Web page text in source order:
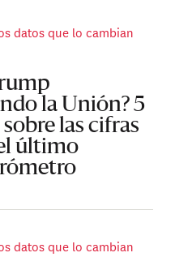
datos que lo cambian
la Unión? 5
las cifras
último
datos que lo cambian